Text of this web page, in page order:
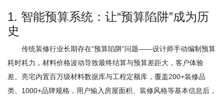
1. 智能预算系统：让“预算陷阱”成为历
史
传统装修行业长期存在“预算陷阱”问题——设计师手动编制预算
耗时耗力，材料价格波动导致最终结算与预算差距大，客户体验
差。亮宅内置百万级材料数据库与工程定额库，覆盖200+装修品
类、1000+品牌规格，用户输入房屋面积、装修风格等基本信息后，